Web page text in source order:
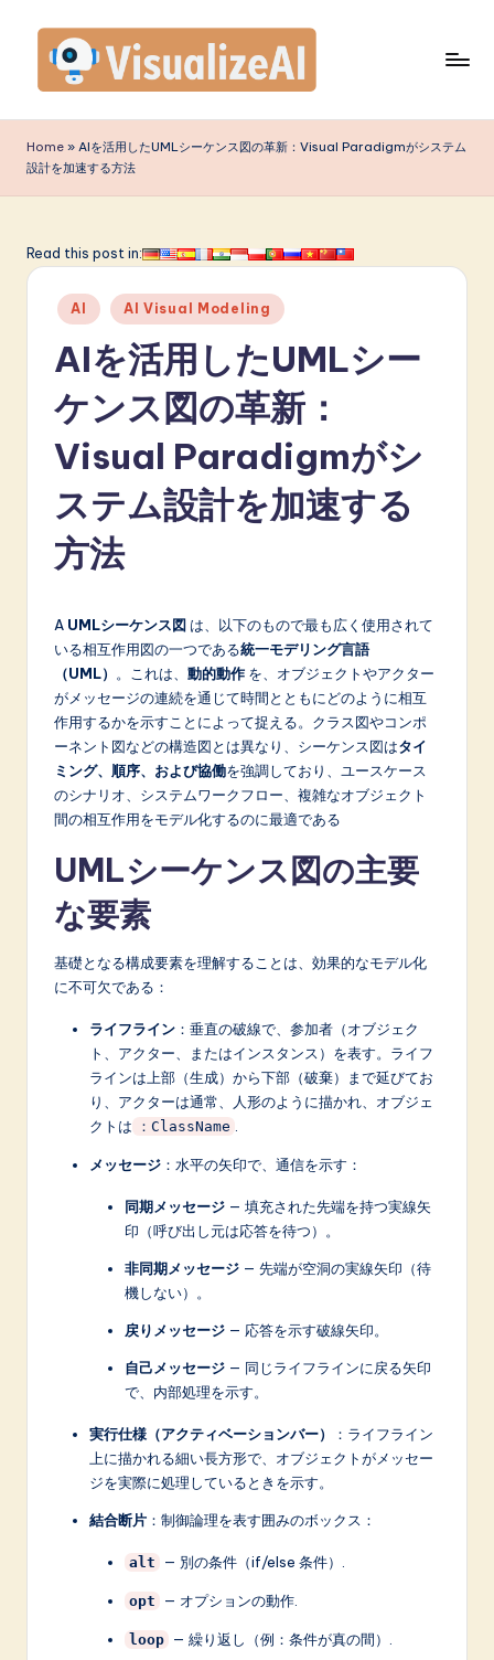
content
is
u
li
A
in
Home » AIを活用したUMLシーケンス図の革新：Visual Paradigmがシステム
設計を加速する方法
Read this post in:
Posted
in
AI AI Visual Modeling
AIを活用したUMLシー
ケンス図の革新：
Visual Paradigmがシ
ステム設計を加速する
方法
A UMLシーケンス図 は、以下のもので最も広く使用されて
いる相互作用図の一つである統一モデリング言語
（UML）
。これは、 動的動作 を、オブジェクトやアクター
がメッセージの連続を通じて時間とともにどのように相互
作用するかを示すことによって捉える。クラス図やコンポ
ーネント図などの構造図とは異なり、シーケンス図はタイ
ミング、順序、および協働を強調しており、ユースケース
のシナリオ、システムワークフロー、複雑なオブジェクト
間の相互作用をモデル化するのに最適である
UMLシーケンス図の主要
な要素
基礎となる構成要素を理解することは、効果的なモデル化
に不可欠である：
ライフライン ：垂直の破線で、参加者（オブジェク
ト、アクター、またはインスタンス）を表す。ライフ
ラインは上部（生成）から下部（破棄）まで延びてお
り、アクターは通常、人形のように描かれ、オブジェ
クトは
：ClassName
メッセージ ：水平の矢印で、通信を示す：
同期メッセージ — 填充された先端を持つ実線矢
印（呼び出し元は応答を待つ）。
非同期メッセージ — 先端が空洞の実線矢印（待
機しない）。
戻りメッセージ — 応答を示す破線矢印。
自己メッセージ — 同じライフラインに戻る矢印
で、内部処理を示す。
実行仕様（アクティベーションバー）
：ライフライン
上に描かれる細い長方形で、オブジェクトがメッセー
ジを実際に処理しているときを示す。
結合断片 ：制御論理を表す囲みのボックス：
alt — 別の条件（if/else 条件）.
opt — オプションの動作.
loop — 繰り返し（例：条件が真の間）.